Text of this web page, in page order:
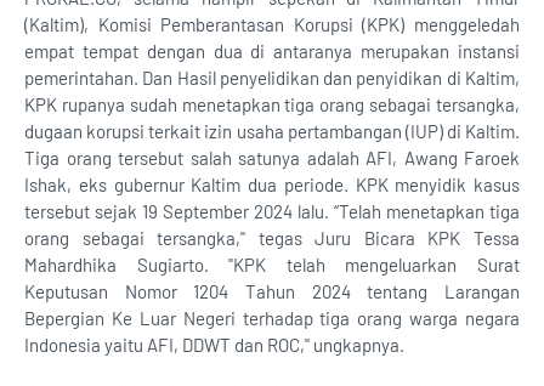
(Kaltim), Komisi Pemberantasan Korupsi (KPK) menggeledah
empat tempat dengan dua di antaranya merupakan instansi
pemerintahan. Dan Hasil penyelidikan dan penyidikan di Kaltim,
KPK rupanya sudah menetapkan tiga orang sebagai tersangka,
dugaan korupsi terkait izin usaha pertambangan (IUP) di Kaltim.
Tiga orang tersebut salah satunya adalah AFI, Awang Faroek
Ishak, eks gubernur Kaltim dua periode. KPK menyidik kasus
tersebut sejak 19 September 2024 lalu. “Telah menetapkan tiga
orang sebagai tersangka," tegas Juru Bicara KPK Tessa
Mahardhika Sugiarto. "KPK telah mengeluarkan Surat
Keputusan Nomor 1204 Tahun 2024 tentang Larangan
Bepergian Ke Luar Negeri terhadap tiga orang warga negara
Indonesia yaitu AFI, DDWT dan ROC," ungkapnya.